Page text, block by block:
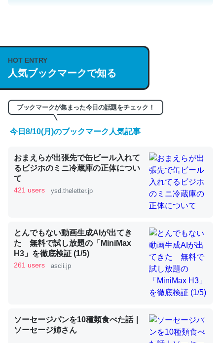
説してる記事が少ないので貴重な良記事。/続編来た
https://isobe324649.hatenablog.com/entry/2023/03/27
/064121
─GPTの仕組みと限界についての考察（１） - conceptualization
くらい。小説でいう「ずっと前の伏線」は回収されないけ
ど、短期記憶というには多い分量。進化すればするほど分
かりやすく強くなりそう
─GPTの仕組みと限界についての考察（１） - conceptualization
昆虫ってカルシウム少ないのか。知らんかった。調べたら
コオロギのカルシウム分はエビの600分の1程度。
─ニュース :: 【研究発表】昆虫学の大問題＝「昆虫はなぜ海にいな
HOT ENTRY
人気ブックマークで知る
ブックマークが集まった今日の話題をチェック！
今日8/10(月)のブックマーク人気記事
おまえらが出張先で缶ビール入れて
るビジホのミニ冷蔵庫の正体につい
て
421 users ysd.theletter.jp
とんでもない動画生成AIが出てき
た 無料で試し放題の「MiniMax
H3」を徹底検証 (1/5)
261 users ascii.jp
ソーセージパンを10種類食べた話｜
ソーセージ姉さん